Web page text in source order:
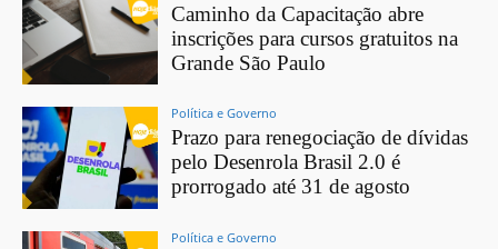
Caminho da Capacitação abre
inscrições para cursos gratuitos na
Grande São Paulo
Política e Governo
Prazo para renegociação de dívidas
pelo Desenrola Brasil 2.0 é
prorrogado até 31 de agosto
Política e Governo